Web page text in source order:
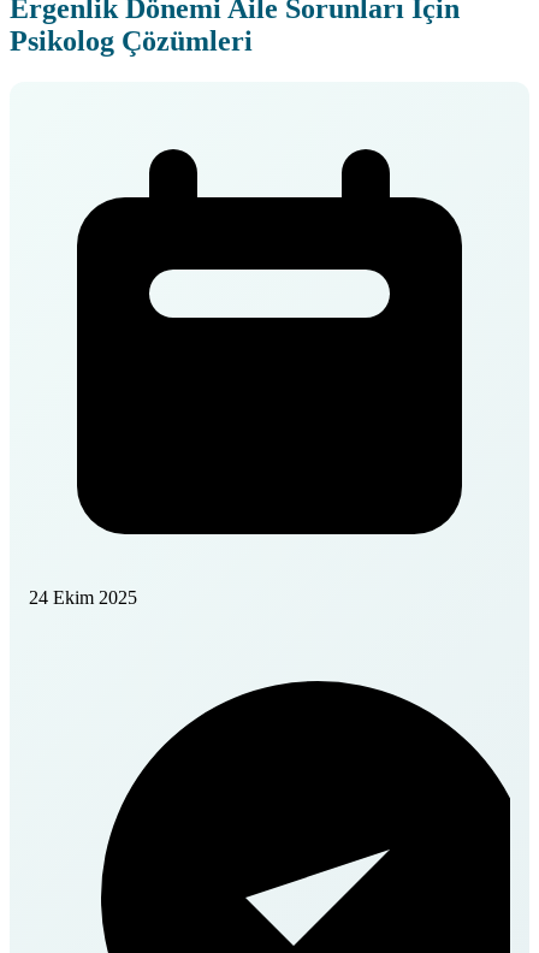
Ergenlik Dönemi Aile Sorunları İçin
Psikolog Çözümleri
24 Ekim 2025